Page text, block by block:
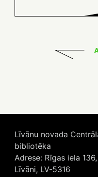
Līvānu novada
bibliotēka
Adrese: Rīgas iela 136,
Līvāni, LV-5316